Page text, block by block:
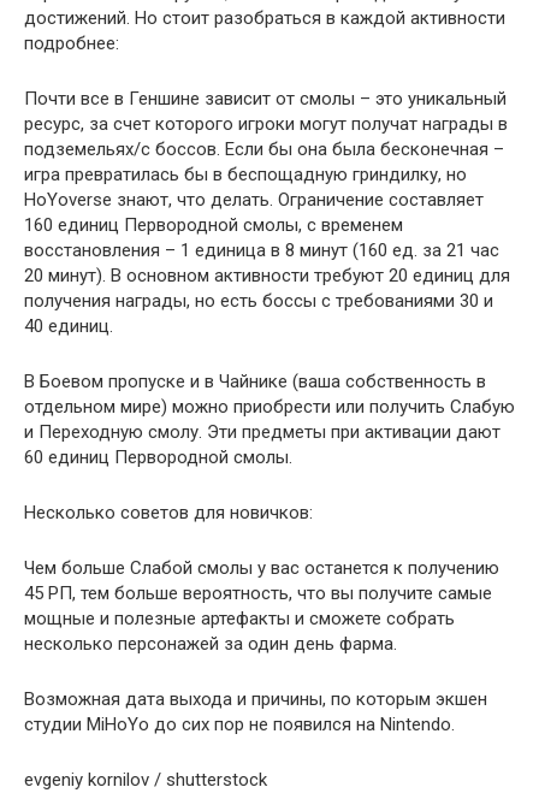
достижений. Но стоит разобраться в каждой активности
подробнее:
Почти все в Геншине зависит от смолы – это уникальный
ресурс, за счет которого игроки могут получат награды в
подземельях/с боссов. Если бы она была бесконечная –
игра превратилась бы в беспощадную гриндилку, но
HoYoverse знают, что делать. Ограничение составляет
160 единиц Первородной смолы, с временем
восстановления – 1 единица в 8 минут (160 ед. за 21 час
20 минут). В основном активности требуют 20 единиц для
получения награды, но есть боссы с требованиями 30 и
40 единиц.
В Боевом пропуске и в Чайнике (ваша собственность в
отдельном мире) можно приобрести или получить Слабую
и Переходную смолу. Эти предметы при активации дают
60 единиц Первородной смолы.
Несколько советов для новичков:
Чем больше Слабой смолы у вас останется к получению
45 РП, тем больше вероятность, что вы получите самые
мощные и полезные артефакты и сможете собрать
несколько персонажей за один день фарма.
Возможная дата выхода и причины, по которым экшен
студии MiHoYo до сих пор не появился на Nintendo.
evgeniy kornilov / shutterstock